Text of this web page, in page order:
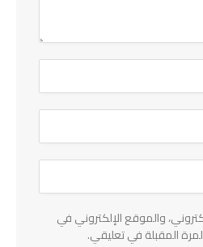
والموقع الإلكتروني في
المقبلة في تعليقي.